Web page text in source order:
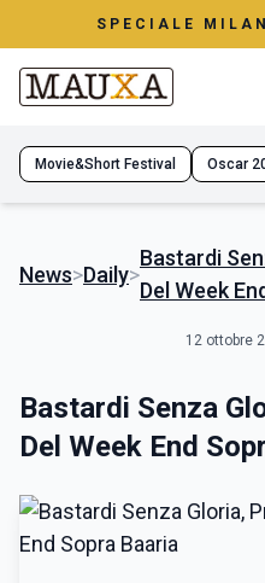
SPECIALE
Movie&Short Festival Oscar
News>Daily>
Bastardi
Del Week
12 ottobre
Bastardi Senza
Del Week End